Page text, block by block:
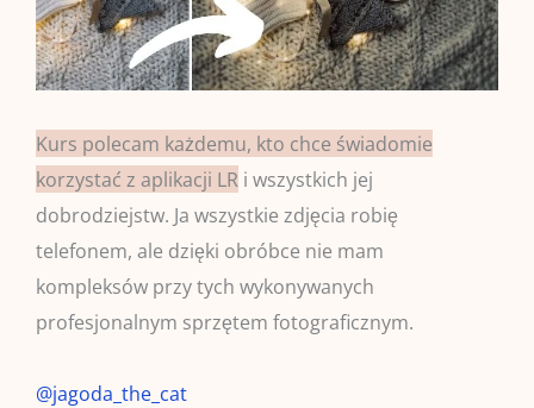
Kurs polecam każdemu, kto chce świadomie
korzystać z aplikacji LR i wszystkich jej
dobrodziejstw. Ja wszystkie zdjęcia robię
telefonem, ale dzięki obróbce nie mam
kompleksów przy tych wykonywanych
profesjonalnym sprzętem fotograficznym.
@jagoda_the_cat